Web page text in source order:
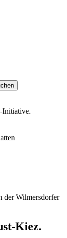
Kiez.